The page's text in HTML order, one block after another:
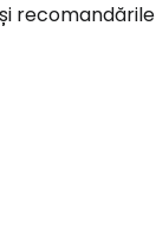
recomandările